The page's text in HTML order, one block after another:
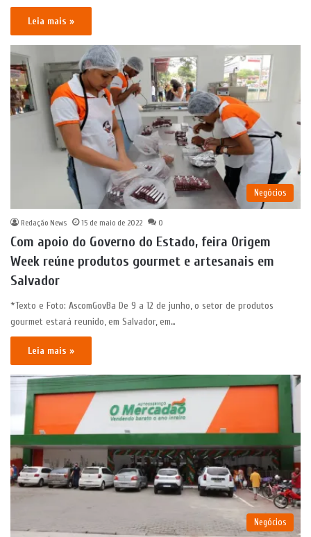
Leia mais »
Negócios
Redação News 15 de maio de 2022 0
Com apoio do Governo do Estado, feira Origem
Week reúne produtos gourmet e artesanais em
Salvador
*Texto e Foto: AscomGovBa De 9 a 12 de junho, o setor de produtos
gourmet estará reunido, em Salvador, em…
Leia mais »
Negócios